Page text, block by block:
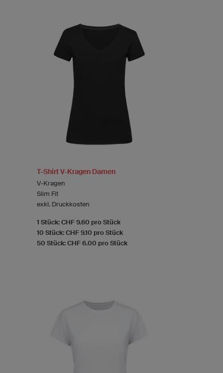
T-Shirt V-Kragen Damen
V-Kragen
Slim Fit
exkl. Druckkosten
1 Stück: CHF 9.60 pro Stück
10 Stück: CHF 9.10 pro Stück
50 Stück: CHF 6.00 pro Stück